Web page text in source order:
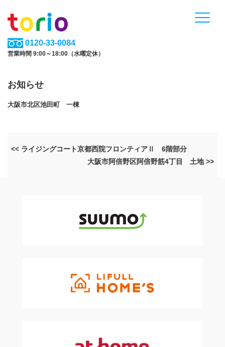
0120-33-0084
営業時間 9:00～18:00（水曜定休）
お知らせ
大阪市北区池田町 一棟
<< ライジングコート京都西院フロンティアⅡ 6階部分
大阪市阿倍野区阿倍野筋4丁目 土地 >>